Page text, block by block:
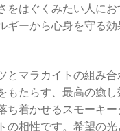
をはぐくみたい人に
ギーから心身を守る
とマラカイトの組み
もたらす、最高の癒
ち着かせるスモーキ
の相性です。希望の